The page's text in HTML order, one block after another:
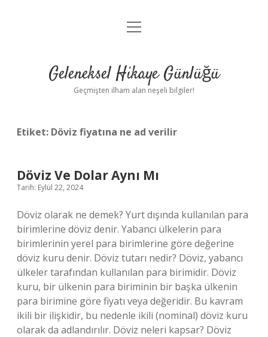
Anasayfa
Yasal Uyarı
menüyü
Geleneksel Hikaye Günlüğü
Geçmişten ilham alan neşeli bilgiler!
Etiket: Döviz fiyatına ne ad verilir
Döviz Ve Dolar Aynı Mı
Tarih: Eylül 22, 2024
Döviz olarak ne demek? Yurt dışında kullanılan para
birimlerine döviz denir. Yabancı ülkelerin para
birimlerinin yerel para birimlerine göre değerine
döviz kuru denir. Döviz tutarı nedir? Döviz, yabancı
ülkeler tarafından kullanılan para birimidir. Döviz
kuru, bir ülkenin para biriminin bir başka ülkenin
para birimine göre fiyatı veya değeridir. Bu kavram
ikili bir ilişkidir, bu nedenle ikili (nominal) döviz kuru
olarak da adlandırılır. Döviz neleri kapsar? Döviz